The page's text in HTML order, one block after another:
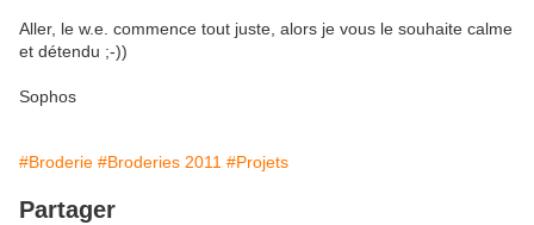
Aller, le w.e. commence tout juste, alors je vous le souhaite calme
et détendu ;-))
Sophos
#Broderie #Broderies 2011 #Projets
Partager